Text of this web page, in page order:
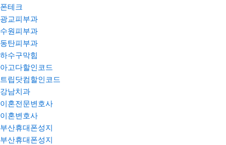
폰테크
광교피부과
수원피부과
동탄피부과
하수구막힘
아고다할인코드
트립닷컴할인코드
강남치과
이혼전문변호사
이혼변호사
부산휴대폰성지
부산휴대폰성지